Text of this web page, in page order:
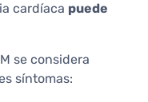
cardíaca puede
se considera
síntomas: